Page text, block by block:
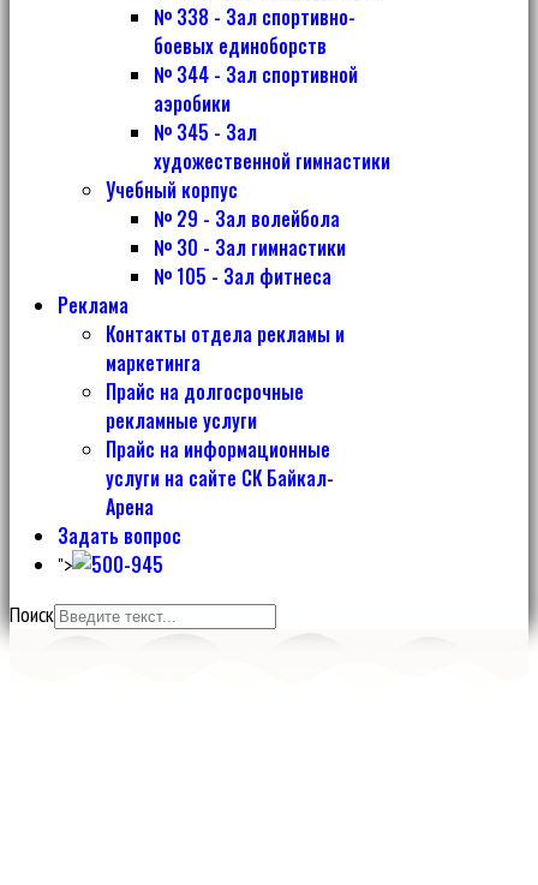
№ 338 - Зал спортивно-
боевых единоборств
№ 344 - Зал спортивной
аэробики
№ 345 - Зал
художественной гимнастики
Учебный корпус
№ 29 - Зал волейбола
№ 30 - Зал гимнастики
№ 105 - Зал фитнеса
Реклама
Контакты отдела рекламы и
маркетинга
Прайс на долгосрочные
рекламные услуги
Прайс на информационные
услуги на сайте СК Байкал-
Арена
Задать вопрос
">
Поиск